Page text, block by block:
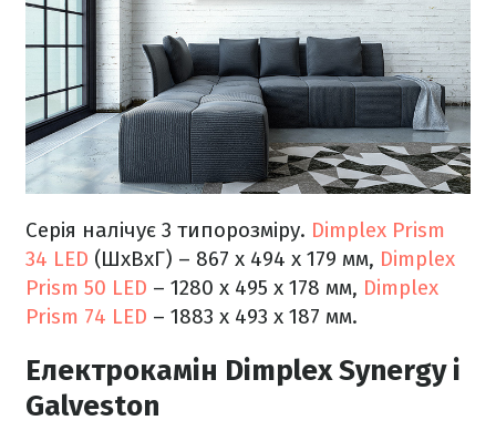
Серія налічує 3 типорозміру. Dimplex Prism
34 LED (ШхВхГ) – 867 x 494 x 179 мм, Dimplex
Prism 50 LED – 1280 x 495 x 178 мм, Dimplex
Prism 74 LED – 1883 x 493 x 187 мм.
Електрокамін Dimplex Synergy і
Galveston